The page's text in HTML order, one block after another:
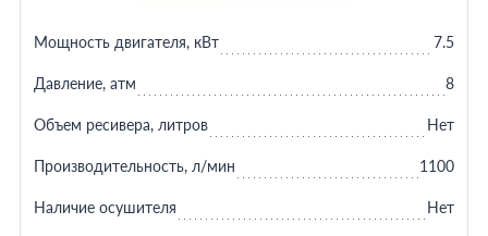
Мощность двигателя, кВт 7.5
Давление, атм 8
Объем ресивера, литров Нет
Производительность, л/мин 1100
Наличие осушителя Нет